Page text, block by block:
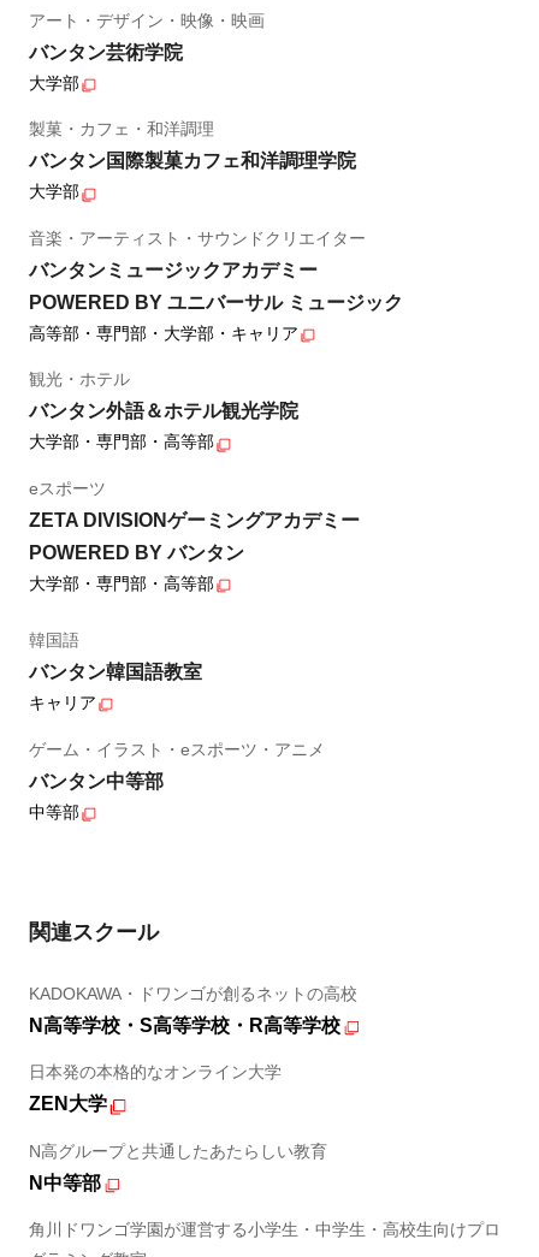
アート・デザイン・映像・映画
バンタン芸術学院
大学部
製菓・カフェ・和洋調理
バンタン国際製菓カフェ和洋調理学院
大学部
音楽・アーティスト・サウンドクリエイター
バンタンミュージックアカデミー
POWERED BY ユニバーサル ミュージック
高等部・専門部・大学部・キャリア
観光・ホテル
バンタン外語＆ホテル観光学院
大学部・専門部・高等部
eスポーツ
ZETA DIVISIONゲーミングアカデミー
POWERED BY バンタン
大学部・専門部・高等部
韓国語
バンタン韓国語教室
キャリア
ゲーム・イラスト・eスポーツ・アニメ
バンタン中等部
中等部
関連スクール
KADOKAWA・ドワンゴが創るネットの高校
N高等学校・S高等学校・R高等学校
日本発の本格的なオンライン大学
ZEN大学
N高グループと共通したあたらしい教育
N中等部
角川ドワンゴ学園が運営する小学生・中学生・高校生向けプロ